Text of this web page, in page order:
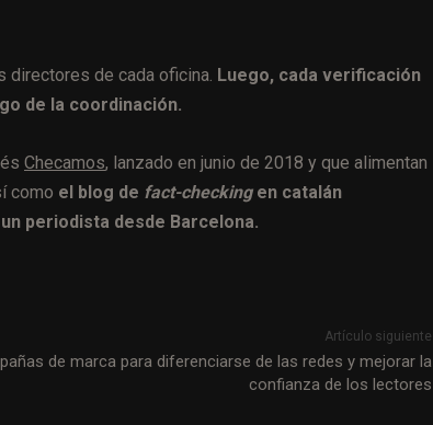
directores de cada oficina. Luego, cada verificación
de la coordinación.
Checamos, lanzado en junio de 2018 y que alimentan
como el blog de fact-checkingen catalán
periodista desde Barcelona.
Artículo siguiente
de marca para diferenciarse de las redes y mejorar la
confianza de los lectores